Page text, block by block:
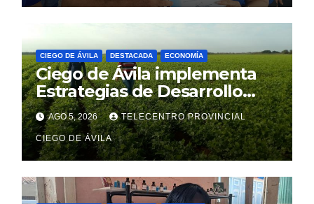
CIEGO DE ÁVILA DESTACADA ECONOMÍA
Ciego de Ávila implementa
Estrategias de Desarrollo
Municipal en sus diez
territorios
AGO 5, 2026 TELECENTRO PROVINCIAL
CIEGO DE ÁVILA